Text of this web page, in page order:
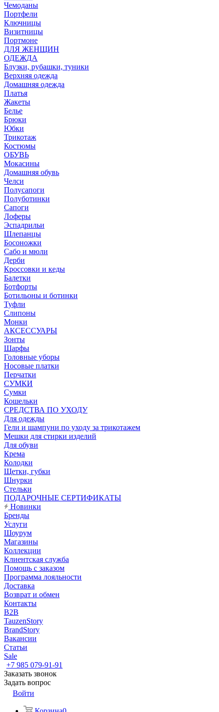
Чемоданы
Портфели
Ключницы
Визитницы
Портмоне
ДЛЯ ЖЕНЩИН
ОДЕЖДА
Блузки, рубашки, туники
Верхняя одежда
Домашняя одежда
Платья
Жакеты
Белье
Брюки
Юбки
Трикотаж
Костюмы
ОБУВЬ
Мокасины
Домашняя обувь
Челси
Полусапоги
Полуботинки
Сапоги
Лоферы
Эспадрильи
Шлепанцы
Босоножки
Сабо и мюли
Дерби
Кроссовки и кеды
Балетки
Ботфорты
Ботильоны и ботинки
Туфли
Слипоны
Монки
АКСЕССУАРЫ
Зонты
Шарфы
Головные уборы
Носовые платки
Перчатки
СУМКИ
Сумки
Кошельки
CРЕДСТВА ПО УХОДУ
Для одежды
Гели и шампуни по уходу за трикотажем
Мешки для стирки изделий
Для обуви
Крема
Колодки
Щетки, губки
Шнурки
Стельки
ПОДАРОЧНЫЕ СЕРТИФИКАТЫ
Новинки
Бренды
Услуги
Шоурум
Магазины
Коллекции
Клиентская служба
Помощь с заказом
Программа лояльности
Доставка
Возврат и обмен
Контакты
B2B
TauzenStory
BrandStory
Вакансии
Статьи
Sale
+7 985 079-91-91
Заказать звонок
Задать вопрос
Войти